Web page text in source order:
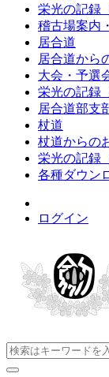
栄光の記録
稽古場案内
居合道
居合道から
大会・予選
栄光の記録
居合道部支
杖道
杖道からの
栄光の記録
各種ダウン
ログイン